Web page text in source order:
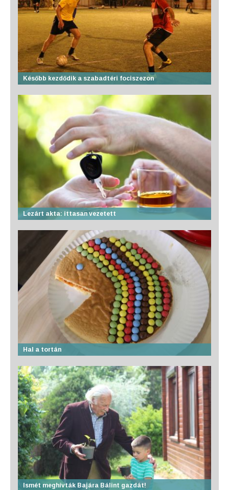
Később kezdődik a szabadtéri fociszezon
Lezárt akta: ittasan vezetett
Hal a tortán
Ismét meghívták Bajára Bálint gazdát!